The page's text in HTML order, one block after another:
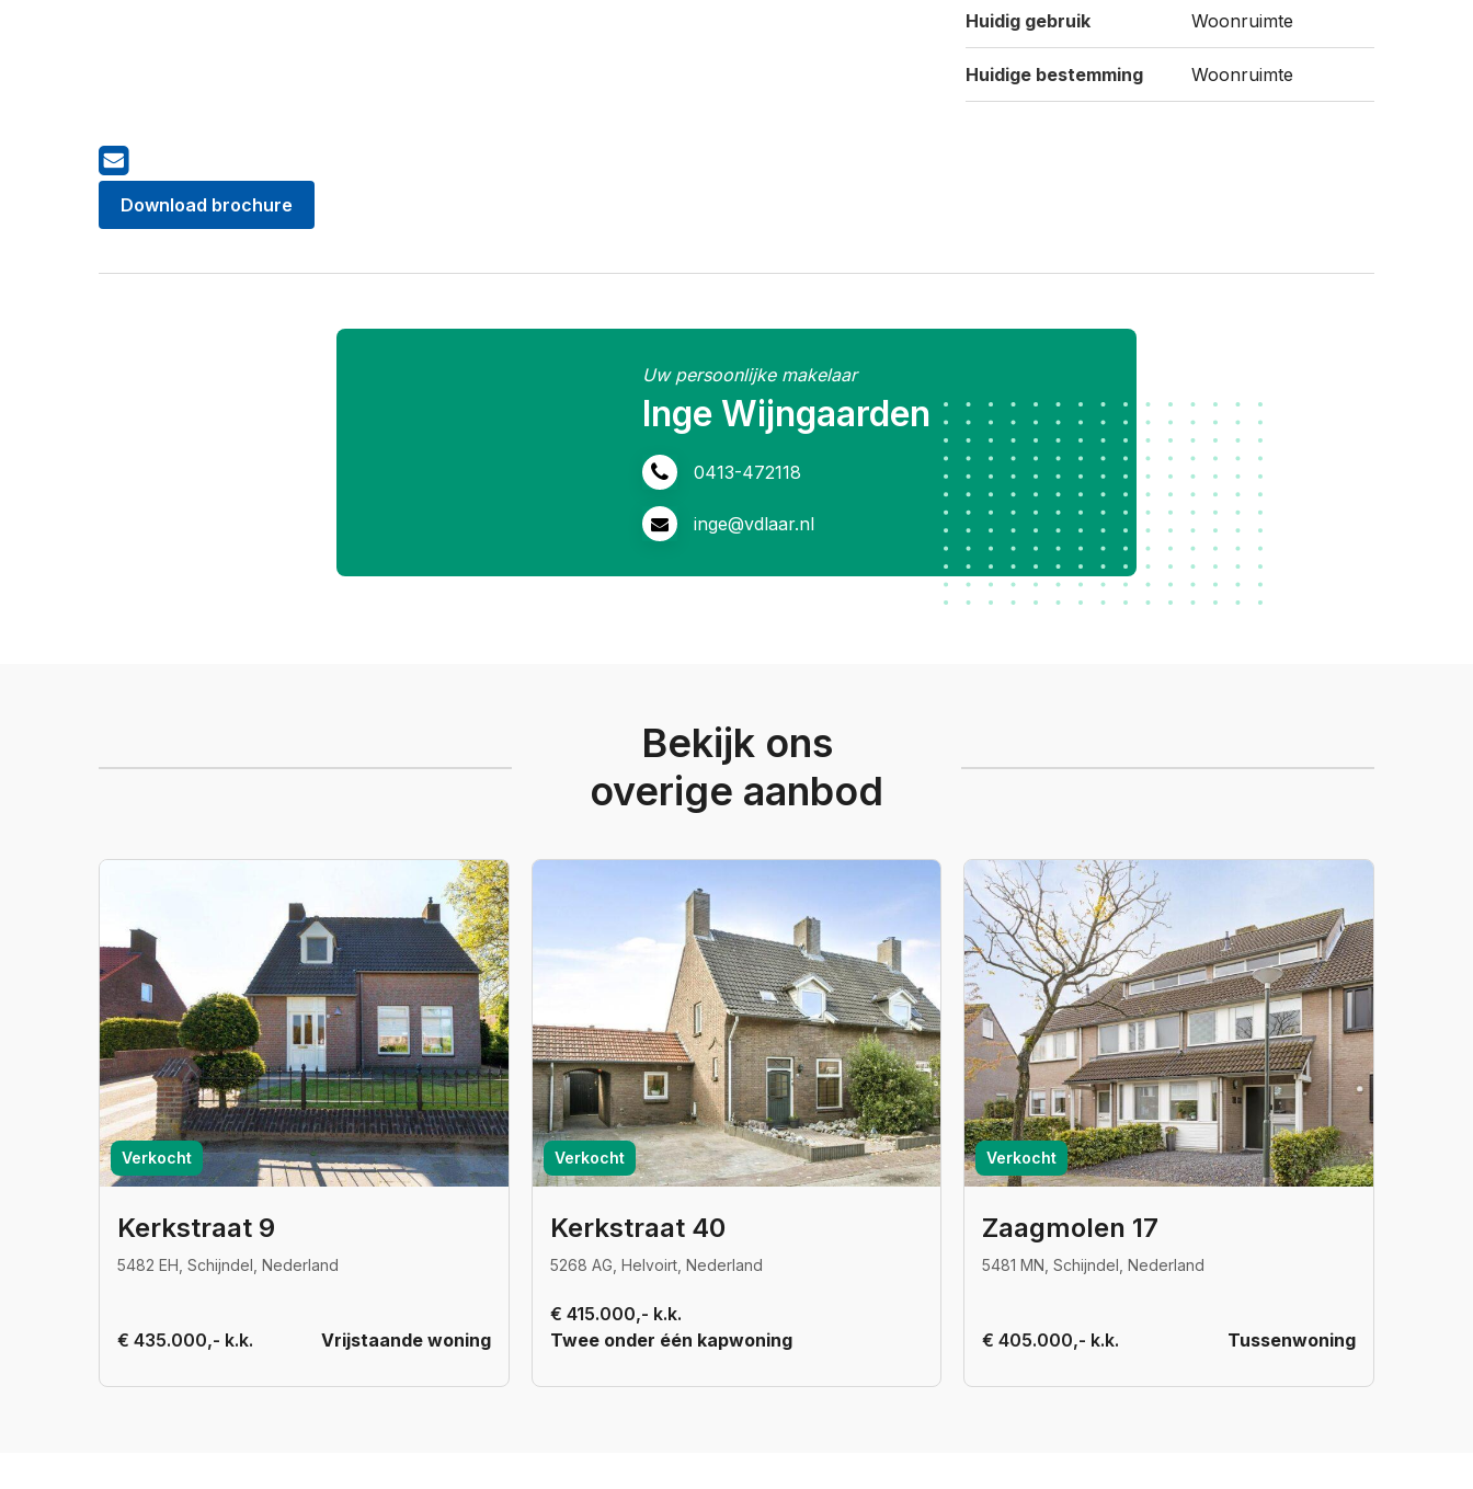
Huidig gebruik Woonruimte
Huidige bestemming Woonruimte
Download brochure
Uw persoonlijke makelaar
Inge Wijngaarden
0413-472118
inge@vdlaar.nl
Bekijk ons
overige aanbod
Verkocht
Kerkstraat 9
5482 EH, Schijndel, Nederland
€ 435.000,- k.k. Vrijstaande woning
Verkocht
Kerkstraat 40
5268 AG, Helvoirt, Nederland
€ 415.000,- k.k.
Twee onder één kapwoning
Verkocht
Zaagmolen 17
5481 MN, Schijndel, Nederland
€ 405.000,- k.k. Tussenwoning